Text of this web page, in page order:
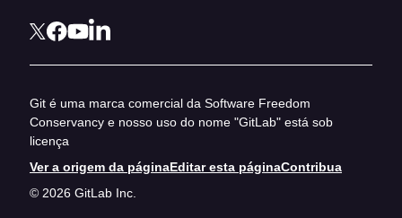
Git é uma marca comercial da Software Freedom
Conservancy e nosso uso do nome "GitLab" está sob
licença
Ver a origem da páginaEditar esta páginaContribua
© 2026 GitLab Inc.